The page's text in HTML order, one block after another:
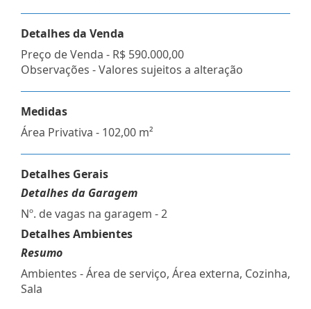
Detalhes da Venda
Preço de Venda - R$ 590.000,00
Observações - Valores sujeitos a alteração
Medidas
Área Privativa - 102,00 m²
Detalhes Gerais
Detalhes da Garagem
Nº. de vagas na garagem - 2
Detalhes Ambientes
Resumo
Ambientes - Área de serviço, Área externa, Cozinha,
Sala